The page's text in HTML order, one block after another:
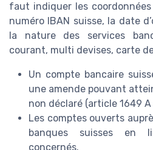
faut indiquer les
numéro IBAN suisse, la date
la nature des services
courant, multi devises, carte
Un compte bancaire
une amende pouvant
non déclaré (article 1649 A
Les comptes ouverts
banques suisses en
concernés.